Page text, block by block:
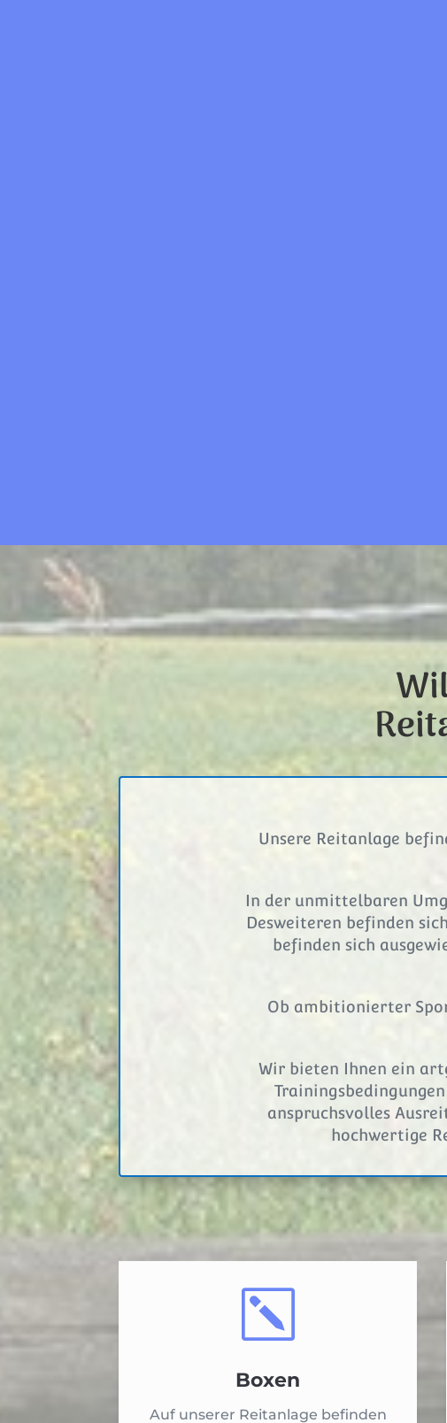
Unsere Reitanlage
In der unmittelbaren
Desweiteren befinden
befinden sich
Ob ambitionierter
Wir bieten Ihnen ein
anspruchsvolles
hochwertige
k
Boxen
Auf unserer Reitanlage befinden